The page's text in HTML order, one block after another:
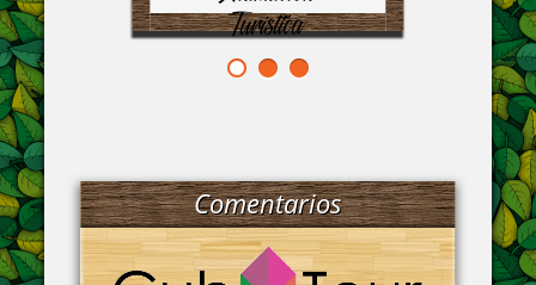
Turística
Comentarios